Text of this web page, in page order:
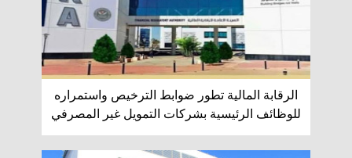
الرقابة المالية تطور ضوابط الترخيص واستمراره
للوظائف الرئيسية بشركات التمويل غير المصرفي